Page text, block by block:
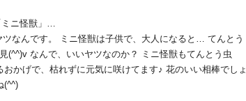
ニ怪獣」…
なんです。 ミニ怪獣は子供で、大人になると… てんとう
(^^)v なんで、いいヤツなのか？ ミニ怪獣もてんとう虫
かげで、枯れずに元気に咲けてます♪ 花のいい相棒でしょ
(^^)